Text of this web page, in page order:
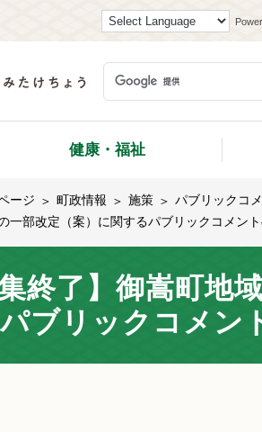
健康・福祉
ージ 町政情報 施策
パブリックコ
一部改定（案）に関するパブリックコメン
終了】御嵩町地
ブリックコメン